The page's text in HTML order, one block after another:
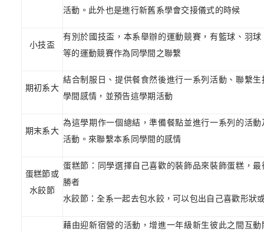
活動。此外也是進行新舊系學會交接儀式的時候
小技盃
有別於國技盃，本系舉辦的運動競賽，有籃球、羽
等的運動競賽作為同學間之聯繫
期初系大
結合制服日、提供餐食然後進行一系列活動、聯繫
學間感情，並預告這學期活動
期末系大
為這學期作一個總結，準備餐點並進行一系列的活
活動。來聯繫本系同學間的感情
蛋糕節或
水餃節
蛋糕節：同學選擇自己喜歡的裝飾品來裝飾蛋糕，
勝者
水餃節：全系一起去包水餃，可以包出自己喜歡形狀
藉由迎新宿營的活動，增進一年級新生彼此之間互